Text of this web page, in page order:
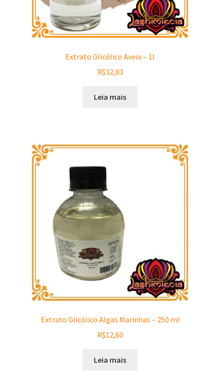
Extrato Glicólico Aveia – 1l
R$32,03
Leia mais
Extrato Glicólico Algas Marinhas – 250 ml
R$12,60
Leia mais